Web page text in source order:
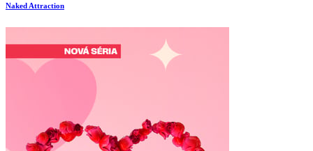
Naked Attraction